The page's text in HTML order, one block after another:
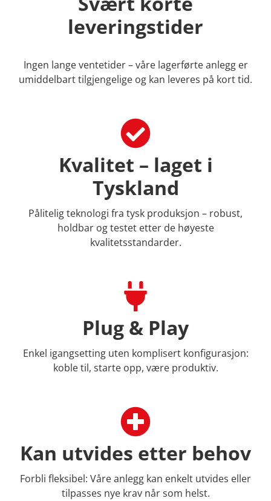
leveringstider
Ingen lange ventetider – våre lagerførte anlegg er
umiddelbart tilgjengelige og kan leveres på kort tid.
Kvalitet – laget i
Tyskland
Pålitelig teknologi fra tysk produksjon – robust,
holdbar og testet etter de høyeste
kvalitetsstandarder.
Plug & Play
Enkel igangsetting uten komplisert konfigurasjon:
koble til, starte opp, være produktiv.
Kan utvides etter behov
Forbli fleksibel: Våre anlegg kan enkelt utvides eller
tilpasses nye krav når som helst.